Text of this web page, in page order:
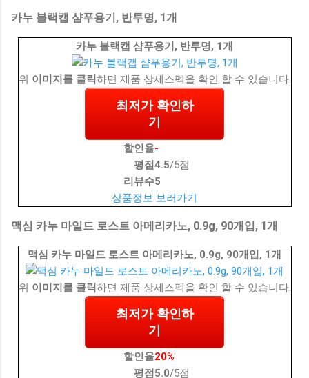
카누 블랙캡 샴푸용기, 반투명, 1개
카누 블랙캡 샴푸용기, 반투명, 1개
위 이미지를 클릭하면 제품 상세스펙을 확인 할 수 있습니다.
최저가 확인하
기
할인율-
평점4.5/5점
리뷰수5
상품정보 보러가기
맥심 카누 마일드 로스트 아메리카노, 0.9g, 90개입, 1개
맥심 카누 마일드 로스트 아메리카노, 0.9g, 90개입, 1개
위 이미지를 클릭하면 제품 상세스펙을 확인 할 수 있습니다.
최저가 확인하
기
할인율20%
평점 5.0/5점